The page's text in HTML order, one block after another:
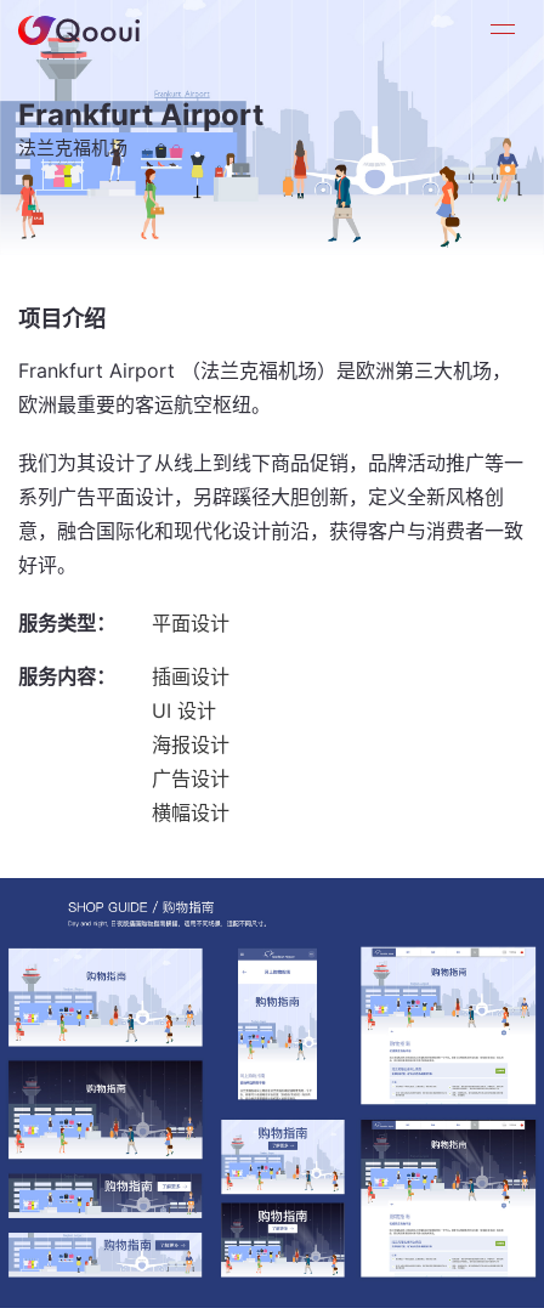
Frankfurt Airport
法兰克福机场
项目介绍
Frankfurt Airport （法兰克福机场）是欧洲第三大机场，
欧洲最重要的客运航空枢纽。
我们为其设计了从线上到线下商品促销，品牌活动推广等一
系列广告平面设计，另辟蹊径大胆创新，定义全新风格创
意，融合国际化和现代化设计前沿，获得客户与消费者一致
好评。
服务类型： 平面设计
服务内容：
插画设计
UI 设计
海报设计
广告设计
横幅设计